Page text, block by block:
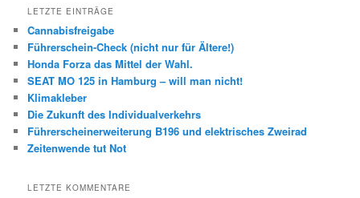
LETZTE EINTRÄGE
Cannabisfreigabe
Führerschein-Check (nicht nur für Ältere!)
Honda Forza das Mittel der Wahl.
SEAT MO 125 in Hamburg – will man nicht!
Klimakleber
Die Zukunft des Individualverkehrs
Führerscheinerweiterung B196 und elektrisches Zweirad
Zeitenwende tut Not
LETZTE KOMMENTARE